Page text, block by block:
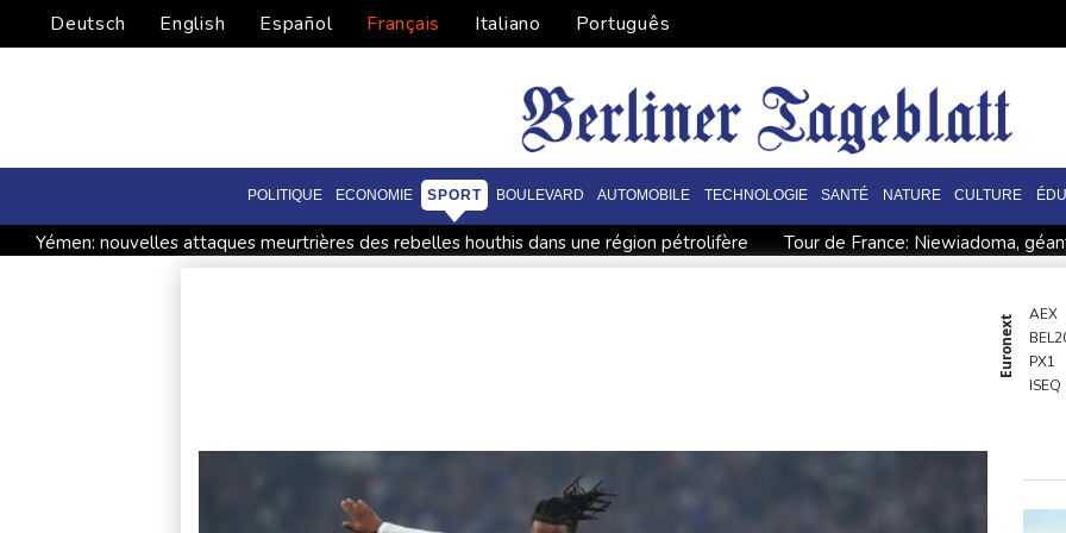
Deutsch English Español Français Italiano Português
POLITIQUE ECONOMIE SPORT BOULEVARD AUTOMOBILE TECHNOLOGIE SANTÉ NATURE CULTURE
Yémen: nouvelles attaques meurtrières des rebelles houthis dans une région pétrolifère
Tour de France: Niewiadoma,
Culottes menstruelles : les règles du
Emploi américain moins bon que prévu, les
En Gironde, des vétérinaires au chevet de la
Euronext AEX
PX1
ISEQ
N150